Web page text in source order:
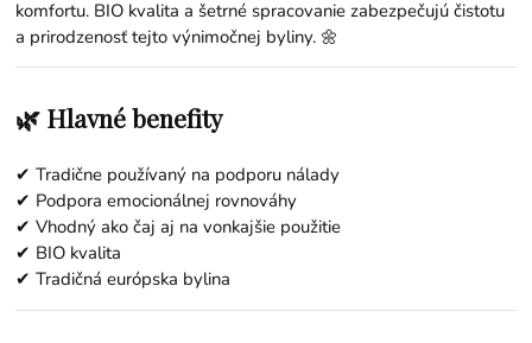
komfortu. BIO kvalita a šetrné spracovanie zabezpečujú čistotu
a prirodzenosť tejto výnimočnej byliny. 🌼
🌿 Hlavné benefity
✔ Tradične používaný na podporu nálady
✔ Podpora emocionálnej rovnováhy
✔ Vhodný ako čaj aj na vonkajšie použitie
✔ BIO kvalita
✔ Tradičná európska bylina